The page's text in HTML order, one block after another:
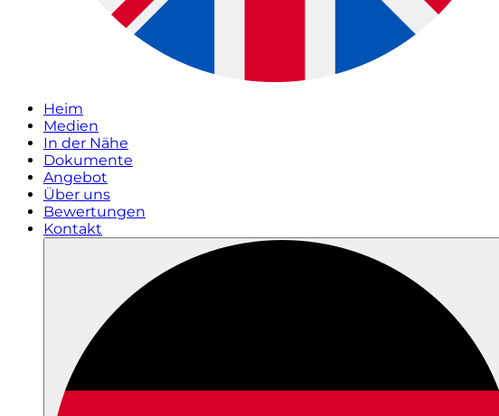
Heim
Medien
In der Nähe
Dokumente
Angebot
Über uns
Bewertungen
Kontakt